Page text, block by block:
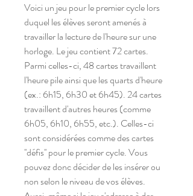
Voici un jeu pour le premier cycle lors
duquel les élèves seront amenés à
travailler la lecture de l'heure sur une
horloge. Le jeu contient 72 cartes.
Parmi celles-ci, 48 cartes travaillent
l'heure pile ainsi que les quarts d'heure
(ex.: 6h15, 6h30 et 6h45). 24 cartes
travaillent d'autres heures (comme
6h05, 6h10, 6h55, etc.). Celles-ci
sont considérées comme des cartes
''défis'' pour le premier cycle. Vous
pouvez donc décider de les insérer ou
non selon le niveau de vos élèves.